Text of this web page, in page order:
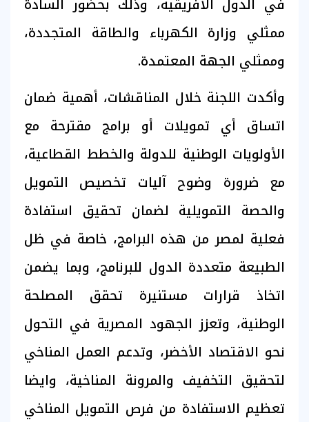
ممثلي وزارة الكهرباء والطاقة المتجددة،
وممثلي الجهة المعتمدة.
وأكدت اللجنة خلال المناقشات، أهمية ضمان
اتساق أي تمويلات أو برامج مقترحة مع
الأولويات الوطنية للدولة والخطط القطاعية،
مع ضرورة وضوح آليات تخصيص التمويل
والحصة التمويلية لضمان تحقيق استفادة
فعلية لمصر من هذه البرامج، خاصة في ظل
الطبيعة متعددة الدول للبرنامج، وبما يضمن
اتخاذ قرارات مستنيرة تحقق المصلحة
الوطنية، وتعزز الجهود المصرية في التحول
نحو الاقتصاد الأخضر، وتدعم العمل المناخي
لتحقيق التخفيف والمرونة المناخية، وايضا
تعظيم الاستفادة من فرص التمويل المناخي